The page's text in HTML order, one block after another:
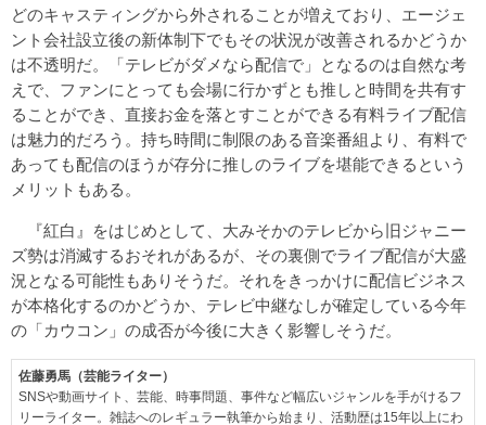
どのキャスティングから外されることが増えており、エージェ
ント会社設立後の新体制下でもその状況が改善されるかどうか
は不透明だ。「テレビがダメなら配信で」となるのは自然な考
えで、ファンにとっても会場に行かずとも推しと時間を共有す
ることができ、直接お金を落とすことができる有料ライブ配信
は魅力的だろう。持ち時間に制限のある音楽番組より、有料で
あっても配信のほうが存分に推しのライブを堪能できるという
メリットもある。
『紅白』をはじめとして、大みそかのテレビから旧ジャニー
ズ勢は消滅するおそれがあるが、その裏側でライブ配信が大盛
況となる可能性もありそうだ。それをきっかけに配信ビジネス
が本格化するのかどうか、テレビ中継なしが確定している今年
の「カウコン」の成否が今後に大きく影響しそうだ。
佐藤勇馬（芸能ライター）
SNSや動画サイト、芸能、時事問題、事件など幅広いジャンルを手がけるフ
リーライター。雑誌へのレギュラー執筆から始まり、活動歴は15年以上にわ